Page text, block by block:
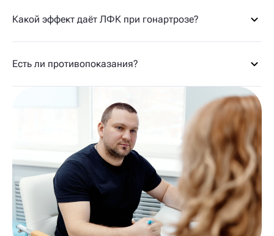
Какой эффект даёт ЛФК при гонартрозе?
Есть ли противопоказания?